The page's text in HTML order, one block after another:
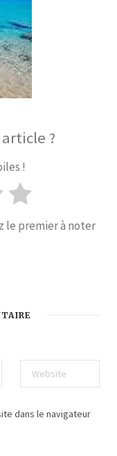
?
!
le premier à noter
dans le navigateur